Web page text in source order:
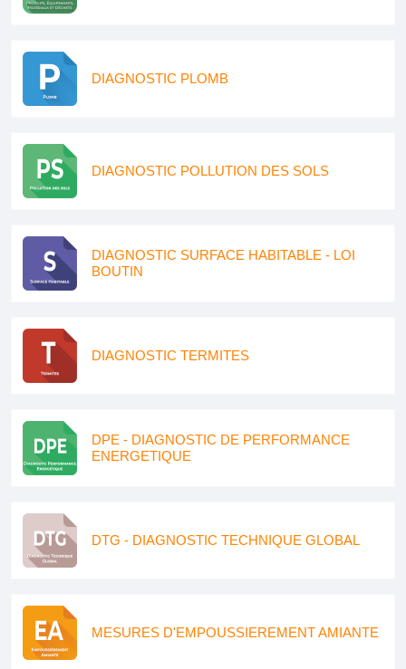
DIAGNOSTIC PLOMB
DIAGNOSTIC POLLUTION DES SOLS
DIAGNOSTIC SURFACE HABITABLE - LOI
BOUTIN
DIAGNOSTIC TERMITES
DPE - DIAGNOSTIC DE PERFORMANCE
ENERGETIQUE
DTG - DIAGNOSTIC TECHNIQUE GLOBAL
MESURES D'EMPOUSSIEREMENT AMIANTE